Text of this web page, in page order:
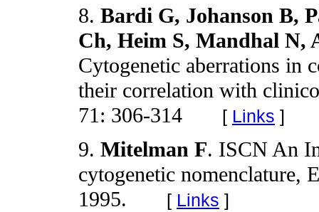
8. Bardi G, Johanson B,
Ch, Heim S, Mandhal N,
Cytogenetic aberrations in
their correlation with
71: 306-314 [ Links ]
9. Mitelman F. ISCN An
cytogenetic nomenclature,
1995. [ Links ]